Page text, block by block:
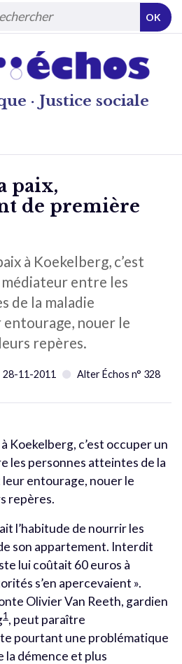
· Justice sociale
OK
paix,
de première
à Koekelberg, c’est
entre les
de la maladie
entourage, nouer le
repères.
28-11-2011 Alter Échos n° 328
Koekelberg, c’est occuper un
les personnes atteintes de la
leur entourage, nouer le
repères.
l’habitude de nourrir les
son appartement. Interdit
lui coûtait 60 euros à
s’en apercevaient ».
Olivier Van Reeth, gardien
1 , peut paraître
pourtant une problématique
la démence et plus